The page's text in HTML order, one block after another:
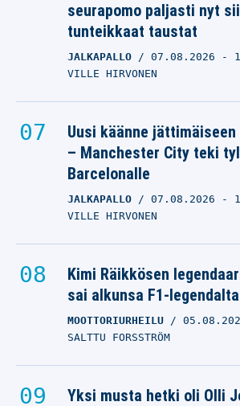
seurapomo paljasti nyt
tunteikkaat taustat
JALKAPALLO 07.08.2026 -
VILLE HIRVONEN
Uusi käänne
– Manchester City teki
Barcelonalle
JALKAPALLO 07.08.2026 -
VILLE HIRVONEN
Kimi Räikkösen
sai alkunsa F1-legendalta
MOOTTORIURHEILU
SALTTU FORSSTRÖM
Yksi musta hetki oli Olli